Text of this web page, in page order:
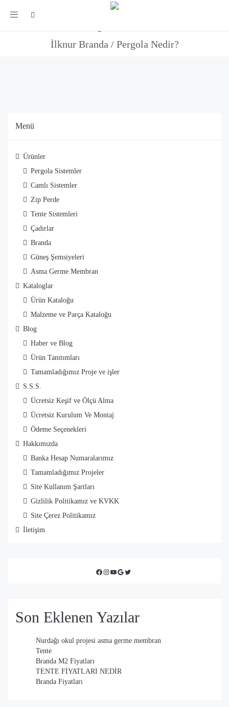
Toggle
İlknur Branda / Pergola Nedir?
Menü
Ürünler
Pergola Sistemler
Camlı Sistemler
Zip Perde
Tente Sistemleri
Çadırlar
Branda
Güneş Şemsiyeleri
Asma Germe Membran
Kataloglar
Ürün Kataloğu
Malzeme ve Parça Kataloğu
Blog
Haber ve Blog
Ürün Tanıtımları
Tamamladığımız Proje ve işler
S.S.S.
Ücretsiz Keşif ve Ölçü Alma
Ücretsiz Kurulum Ve Montaj
Ödeme Seçenekleri
Hakkımızda
Banka Hesap Numaralarımız
Tamamladığımız Projeler
Site Kullanım Şartları
Gizlilik Politikamız ve KVKK
Site Çerez Politikamız
İletişim
Facebook
Instagram
YouTube
Google
Twitter
Son Eklenen Yazılar
Nurdağı okul projesi asma germe membran
Tente
Branda M2 Fiyatları
TENTE FİYATLARI NEDİR
Branda Fiyatları